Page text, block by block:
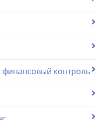
контроль